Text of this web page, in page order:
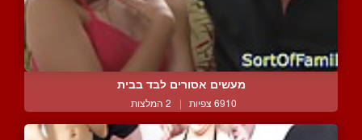
מעשים אסורים לבד בבית
6910 צפיות | 2 המלצות